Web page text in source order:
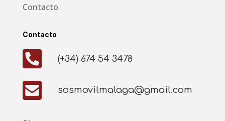
Contacto
Contacto
 (+34) 674 54 3478
 sosmovilmalaga@gmail.com